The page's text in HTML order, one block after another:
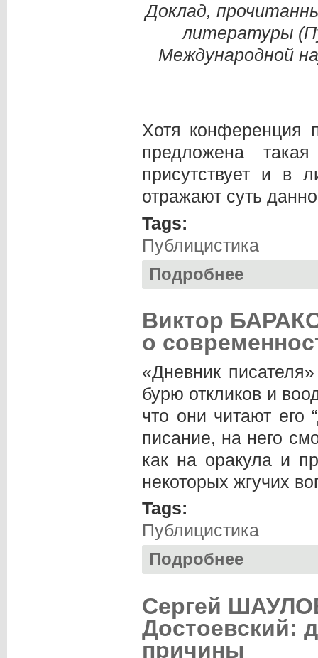
Доклад,
литературы
Международной
Хотя конференция
предложена
присутствует и в
отражают суть
Tags:
Публицистика
Подробнее
Виктор
о
«Дневник
бурю откликов и
что они читают его
писание, на него
как на оракула и
некоторых жгучих
Tags:
Публицистика
Подробнее
Сергей
Достоевский:
причины